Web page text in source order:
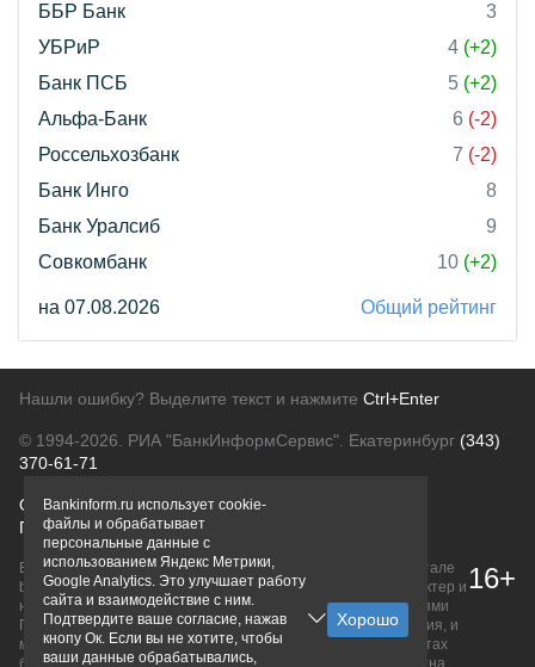
ББР Банк
3
УБРиР
4 (+2)
Банк ПСБ
5 (+2)
Альфа-Банк
6 (-2)
Россельхозбанк
7 (-2)
Банк Инго
8
Банк Уралсиб
9
Совкомбанк
10 (+2)
на 07.08.2026 Общий рейтинг
Нашли ошибку? Выделите текст и нажмите Ctrl+Enter
© 1994-2026. РИА "БанкИнформСервис". Екатеринбург (343)
370-61-71
О проектеПолитика конфиденциальности
Правовая информацияДля рекламодателей
Вся информация о продуктах банков, размещенная на портале
bankinform.ru, носит исключительно ознакомительный характер и
не является публичной офертой, определяемой положениями
ГК РФ. Информация не содержит точного и полного описания, и
может быть изменена. Конечные условия уточняйте на сайтах
банков или при личном обращении. Исключительное право на
16+
Bankinform.ru использует cookie-
файлы и обрабатывает
персональные данные с
использованием Яндекс Метрики,
Google Analytics. Это улучшает работу
сайта и взаимодействие с ним.
Подтвердите ваше согласие, нажав
кнопу Ок. Если вы не хотите, чтобы
ваши данные обрабатывались,